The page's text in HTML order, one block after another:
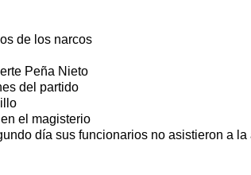
de los narcos
Peña Nieto
del partido
el magisterio
día sus funcionarios no asistieron a